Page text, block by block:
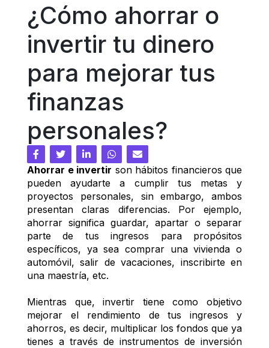
¿Cómo ahorrar o
invertir tu dinero
para mejorar tus
finanzas
personales?
Ahorrar e invertir son hábitos financieros que
pueden ayudarte a cumplir tus metas y
proyectos personales, sin embargo, ambos
presentan claras diferencias. Por ejemplo,
ahorrar significa guardar, apartar o separar
parte de tus ingresos para propósitos
específicos, ya sea comprar una vivienda o
automóvil, salir de vacaciones, inscribirte en
una maestría, etc.
Mientras que, invertir tiene como objetivo
mejorar el rendimiento de tus ingresos y
ahorros, es decir, multiplicar los fondos que ya
tienes a través de instrumentos de inversión